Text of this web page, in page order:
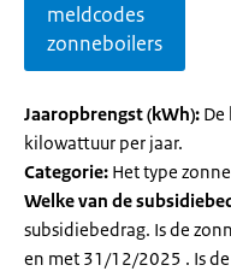
meldcodes
zonneboilers
Jaaropbrengst (kWh):
kilowattuur per jaar.
Categorie: Het type
Welke van de
subsidiebedrag. Is de
en met 31/12/2025 . Is